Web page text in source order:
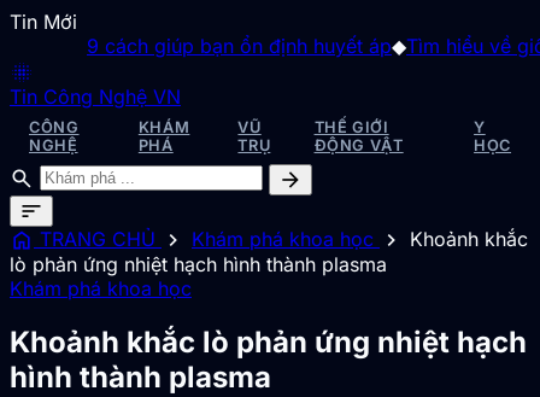
Tin Mới
9 cách giúp bạn ổn định huyết áp◆Tìm hiểu về
blur_on
Tin Công Nghệ VN
CÔNG
NGHỆ
KHÁM
PHÁ
VŨ
TRỤ
THẾ GIỚI
ĐỘNG VẬT
Y
HỌC
search
arrow_forward
sort
home TRANG CHỦ chevron_right Khám phá khoa học chevron_right
Khoảnh khắc
lò phản ứng nhiệt hạch hình thành plasma
Khám phá khoa học
Khoảnh khắc lò phản ứng nhiệt hạch
hình thành plasma